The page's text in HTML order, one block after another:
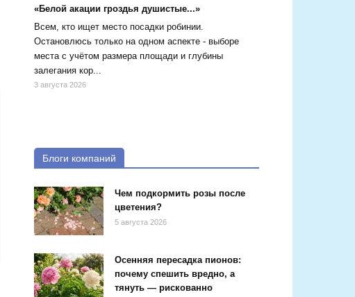
«Белой акации гроздья душистые...»
Всем, кто ищет место посадки робинии.
Остановлюсь только на одном аспекте - выборе
места с учётом размера площади и глубины
залегания кор...
3 августа 2026
Блоги компаний
Чем подкормить розы после
цветения?
5 августа 2026
Осенняя пересадка пионов:
почему спешить вредно, а
тянуть — рискованно